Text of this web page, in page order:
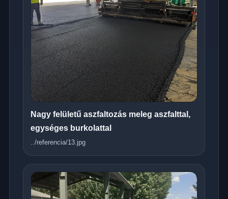
Nagy felületű aszfaltozás meleg aszfalttal,
egységes burkolattal
../referencia/13.jpg